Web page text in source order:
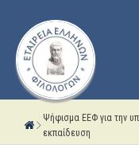
Ψήφισμα ΕΕΦ για την
εκπαίδευση